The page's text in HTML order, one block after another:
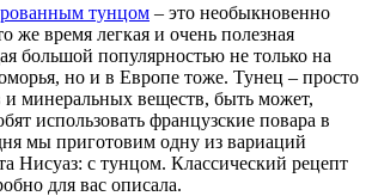
тунцом – это необыкновенно
же время легкая и очень полезная
большой популярностью не только на
но и в Европе тоже. Тунец – просто
и минеральных веществ, быть может,
использовать французские повара в
мы приготовим одну из вариаций
Нисуаз: с тунцом. Классический рецепт
для вас описала.